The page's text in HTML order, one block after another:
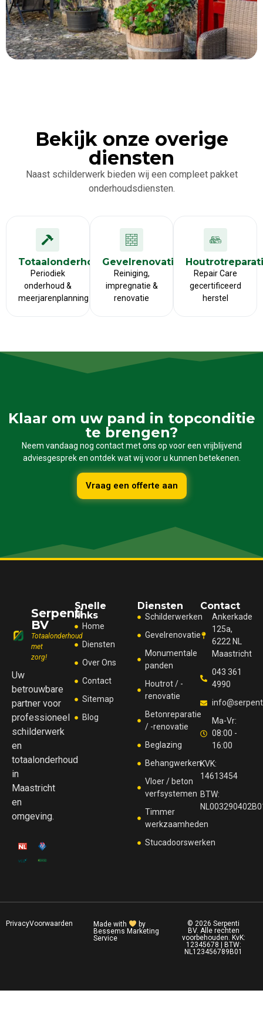
Bekijk onze overige
diensten
Naast schilderwerk bieden wij een compleet pakket
onderhoudsdiensten.
Totaalonderhoud
Periodiek
onderhoud &
meerjarenplanning
Gevelrenovatie
Reiniging,
impregnatie &
renovatie
Repair Care
gecertificeerd
herstel
Klaar om uw pand in topconditie
te brengen?
Neem vandaag nog contact met ons op voor een vrijblijvend
adviesgesprek en ontdek wat wij voor u kunnen betekenen.
Vraag een offerte aan
Serpenti
BV
Totaalonderhoud
met
zorg!
Uw
betrouwbare
partner voor
professioneel
schilderwerk
en
totaalonderhoud
in
Maastricht
en
omgeving.
Snelle
links
Home
Diensten
Over Ons
Contact
Sitemap
Blog
Diensten
Schilderwerken
Gevelrenovatie
Monumentale
panden
Houtrot / -
renovatie
Betonreparatie
/ -renovatie
Beglazing
Behangwerken
Vloer / beton
verfsystemen
Timmer
werkzaamheden
Stucadoorswerken
Contact
Ankerkade
125a,
6222 NL
Maastricht
043 361
4990
Ma-Vr:
08:00 -
16:00
KVK:
14613454
BTW:
© 2026 Serpenti
BV. Alle rechten
voorbehouden. KvK:
12345678 | BTW:
NL123456789B01
Made with
by
Bessems Marketing
Service
PrivacyVoorwaarden